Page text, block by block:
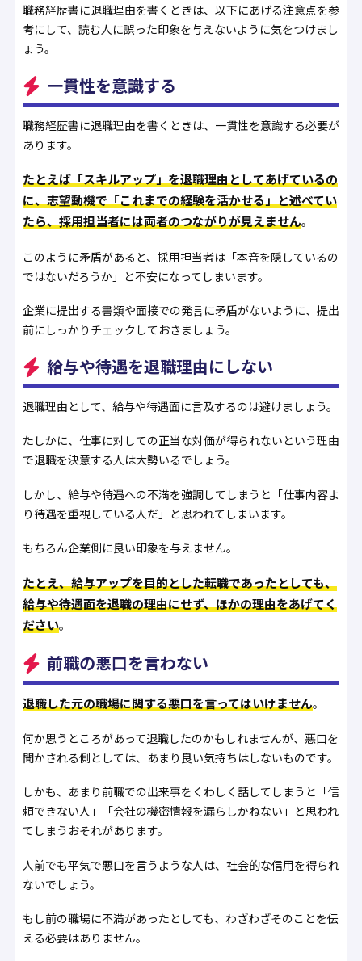
職務経歴書に退職理由を書くときは、以下にあげる注意点を参
考にして、読む人に誤った印象を与えないように気をつけまし
ょう。
一貫性を意識する
職務経歴書に退職理由を書くときは、一貫性を意識する必要が
あります。
たとえば「スキルアップ」を退職理由としてあげているの
に、志望動機で「これまでの経験を活かせる」と述べてい
たら、採用担当者には両者のつながりが見えません。
このように矛盾があると、採用担当者は「本音を隠しているの
ではないだろうか」と不安になってしまいます。
企業に提出する書類や面接での発言に矛盾がないように、提出
前にしっかりチェックしておきましょう。
給与や待遇を退職理由にしない
退職理由として、給与や待遇面に言及するのは避けましょう。
たしかに、仕事に対しての正当な対価が得られないという理由
で退職を決意する人は大勢いるでしょう。
しかし、給与や待遇への不満を強調してしまうと「仕事内容よ
り待遇を重視している人だ」と思われてしまいます。
もちろん企業側に良い印象を与えません。
たとえ、給与アップを目的とした転職であったとしても、
給与や待遇面を退職の理由にせず、ほかの理由をあげてく
ださい。
前職の悪口を言わない
退職した元の職場に関する悪口を言ってはいけません。
何か思うところがあって退職したのかもしれませんが、悪口を
聞かされる側としては、あまり良い気持ちはしないものです。
しかも、あまり前職での出来事をくわしく話してしまうと「信
頼できない人」「会社の機密情報を漏らしかねない」と思われ
てしまうおそれがあります。
人前でも平気で悪口を言うような人は、社会的な信用を得られ
ないでしょう。
もし前の職場に不満があったとしても、わざわざそのことを伝
える必要はありません。